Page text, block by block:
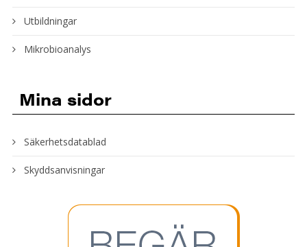
Utbildningar
Mikrobioanalys
Mina sidor
Säkerhetsdatablad
Skyddsanvisningar